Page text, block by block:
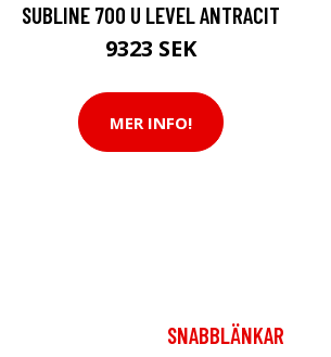
SUBLINE 700 U LEVEL ANTRACIT
9323 SEK
MER INFO!
SNABBLÄNKAR